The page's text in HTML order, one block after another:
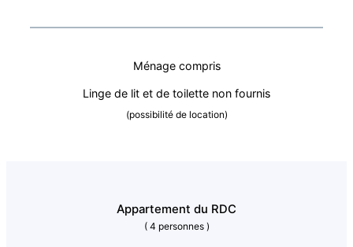
Ménage compris
Linge de lit et de toilette non fournis
(possibilité de location)
Appartement du RDC
( 4 personnes )